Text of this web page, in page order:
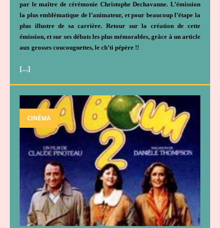
par le maître de cérémonie Christophe Dechavanne. L’émission
la plus emblématique de l’animateur, et pour beaucoup l’étape la
plus illustre de sa carrière. Retour sur la création de cette
émission, et sur ses débats les plus mémorables, grâce à un article
aux grosses coucougnettes, le ch’ti pépère !!
[…]
CINÉMA